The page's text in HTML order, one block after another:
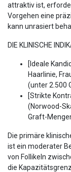
attraktiv ist,
Vorgehen eine
kann unrasiert
DIE KLINISCHE
[Ideale
Haarlinie,
(unter 2.500
[Strikte
(Norwood-
Graft-
Die primäre
ist ein moderater
von Follikeln
die